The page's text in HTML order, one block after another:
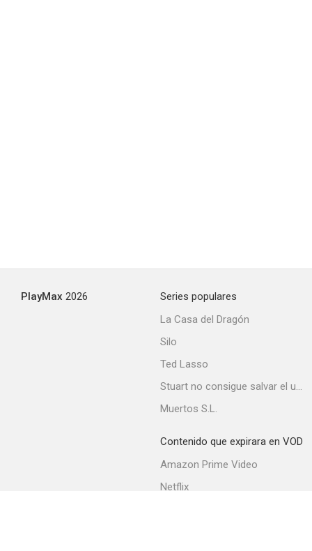
PlayMax 2026
Series populares
La Casa del Dragón
Silo
Ted Lasso
Stuart no consigue salvar el universo
Muertos S.L.
Contenido que expirara en VOD
Amazon Prime Video
Netflix